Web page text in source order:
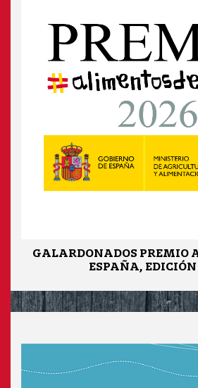
GALARDONADOS PREMIO
ESPAÑA,